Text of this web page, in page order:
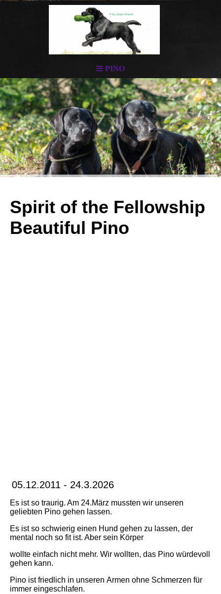
PINO
Spirit of the Fellowship
Beautiful Pino
05.12.2011 - 24.3.2026
Es ist so traurig. Am 24.März mussten wir unseren
geliebten Pino gehen lassen.
Es ist so schwierig einen Hund gehen zu lassen, der
mental noch so fit ist. Aber sein Körper
wollte einfach nicht mehr. Wir wollten, das Pino würdevoll
gehen kann.
Pino ist friedlich in unseren Armen ohne Schmerzen für
immer eingeschlafen.